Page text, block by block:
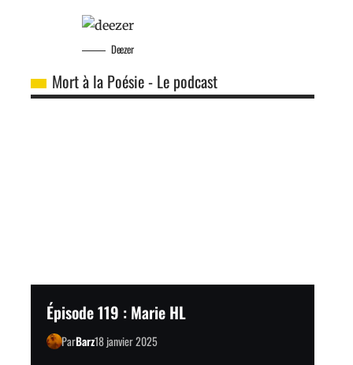
Deezer
Mort à la Poésie - Le podcast
Épisode 119 : Marie HL
ParBarz18 janvier 2025